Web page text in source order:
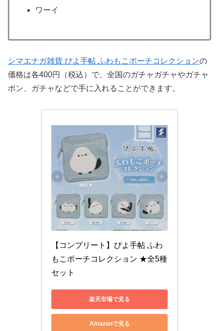
ワーイ
シマエナガ雑貨 ぴよ手帖 ふわもこポーチコレクションの
価格は各400円（税込）で、全国のガチャガチャやガチャ
ポン、ガチャなどで手に入れることができます。
【コンプリート】ぴよ手帖 ふわ
もこポーチコレクション ★全5種
セット
楽天市場で見る
Amazonで見る